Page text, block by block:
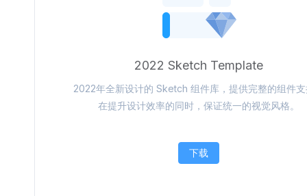
2022 Sketch Template
2022年全新设计的 Sketch 组件库，提供完整的组件
在提升设计效率的同时，保证统一的视觉风格。
下载